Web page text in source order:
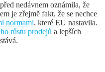
před nedávnem oznámila, že
je zřejmě fakt, že se nechce
normami, které EU nastavila.
růstu prodejů a lepších